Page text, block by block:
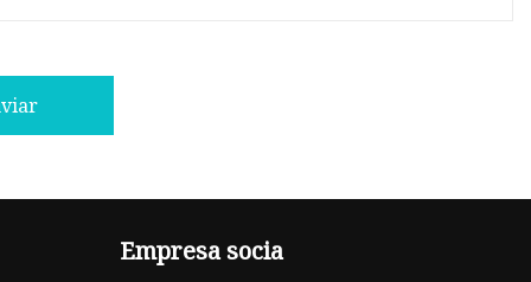
Empresa socia